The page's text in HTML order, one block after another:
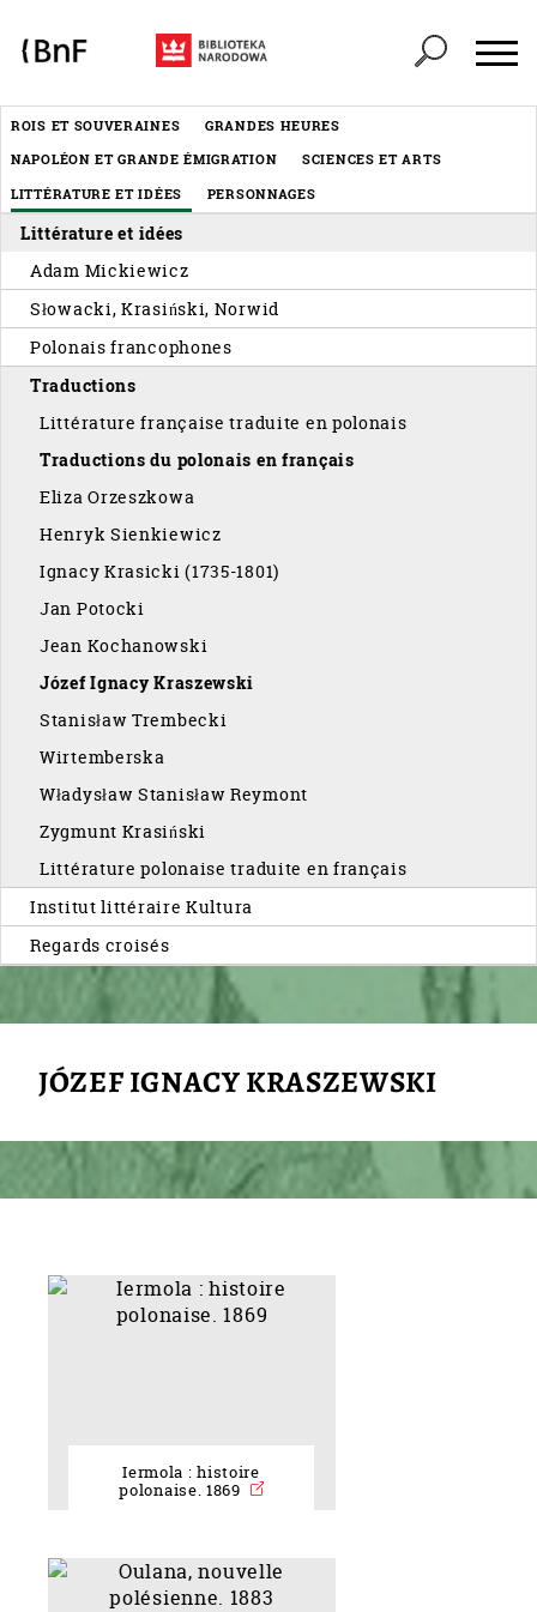
Menu
éditorial
ROIS ET SOUVERAINES
GRANDES HEURES
NAPOLÉON ET GRANDE ÉMIGRATION
SCIENCES ET ARTS
LITTÉRATURE ET IDÉES
PERSONNAGES
Littérature et idées
Adam Mickiewicz
Słowacki, Krasiński, Norwid
Polonais francophones
Traductions
Littérature française traduite en polonais
Traductions du polonais en français
Eliza Orzeszkowa
Henryk Sienkiewicz
Ignacy Krasicki (1735-1801)
Jan Potocki
Jean Kochanowski
Józef Ignacy Kraszewski
Stanisław Trembecki
Wirtemberska
Władysław Stanisław Reymont
Zygmunt Krasiński
Littérature polonaise traduite en français
Institut littéraire Kultura
Regards croisés
JÓZEF IGNACY KRASZEWSKI
Iermola : histoire
polonaise. 1869